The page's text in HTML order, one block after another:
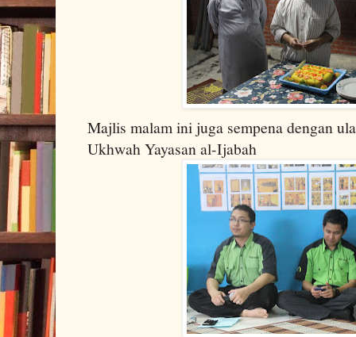
Majlis malam ini juga sempena dengan
Ukhwah Yayasan al-Ijabah